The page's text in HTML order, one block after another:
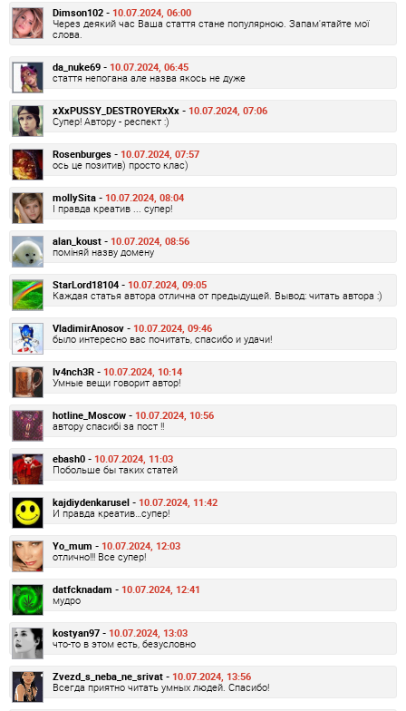
Dimson102 - 10.07.2024, 06:00
Через деякий час Ваша стаття стане популярною. Запам'ятайте мої
слова.
da_nuke69 - 10.07.2024, 06:45
стаття непогана але назва якось не дуже
xXxPUSSY_DESTROYERxXx - 10.07.2024, 07:06
Супер! Автору - респект :)
Rosenburges - 10.07.2024, 07:57
ось це позитив) просто клас)
mollySita - 10.07.2024, 08:04
І правда креатив ... супер!
alan_koust - 10.07.2024, 08:56
поміняй назву домену
StarLord18104 - 10.07.2024, 09:05
Каждая статья автора отлична от предыдущей. Вывод: читать автора :)
VladimirAnosov - 10.07.2024, 09:46
было интересно вас почитать, спасибо и удачи!
Iv4nch3R - 10.07.2024, 10:14
Умные вещи говорит автор!
hotline_Moscow - 10.07.2024, 10:56
автору спасибі за пост !!
ebash0 - 10.07.2024, 11:03
Побольше бы таких статей
kajdiydenkarusel - 10.07.2024, 11:42
И правда креатив…супер!
Yo_mum - 10.07.2024, 12:03
отлично!!! Все супер!
datfcknadam - 10.07.2024, 12:41
мудро
kostyan97 - 10.07.2024, 13:03
что-то в этом есть, безусловно
Zvezd_s_neba_ne_srivat - 10.07.2024, 13:56
Всегда приятно читать умных людей. Спасибо!